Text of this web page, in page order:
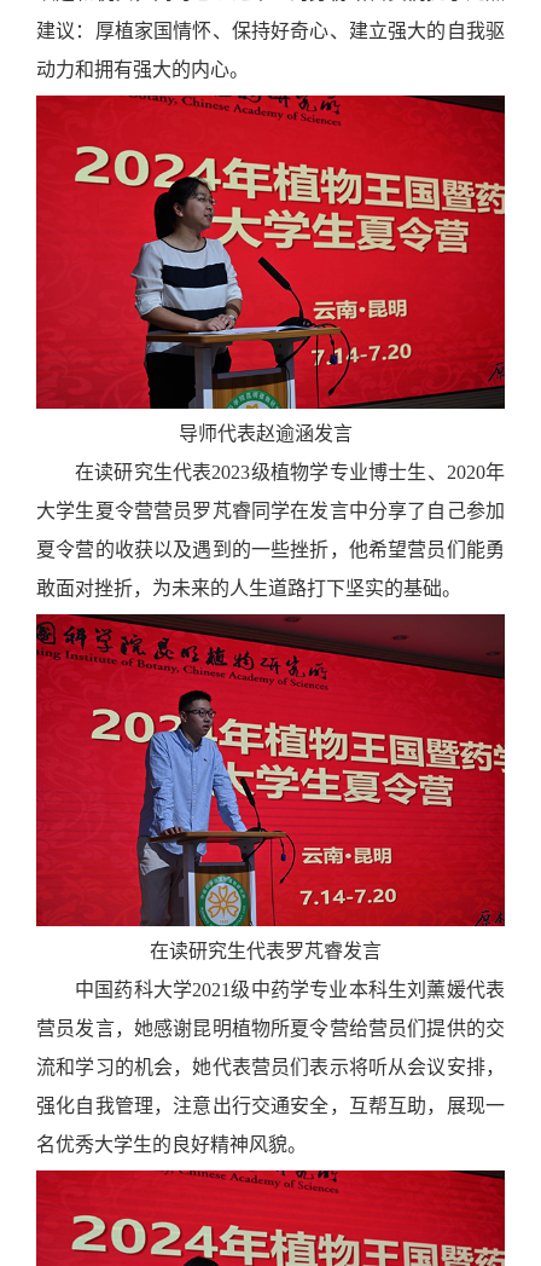
建议：厚植家国情怀、保持好奇心、建立强大的自我驱
动力和拥有强大的内心。
导师代表赵逾涵发言
在读研究生代表2023级植物学专业博士生、2020年
大学生夏令营营员罗芃睿同学在发言中分享了自己参加
夏令营的收获以及遇到的一些挫折，他希望营员们能勇
敢面对挫折，为未来的人生道路打下坚实的基础。
在读研究生代表罗芃睿发言
中国药科大学2021级中药学专业本科生刘薰媛代表
营员发言，她感谢昆明植物所夏令营给营员们提供的交
流和学习的机会，她代表营员们表示将听从会议安排，
强化自我管理，注意出行交通安全，互帮互助，展现一
名优秀大学生的良好精神风貌。